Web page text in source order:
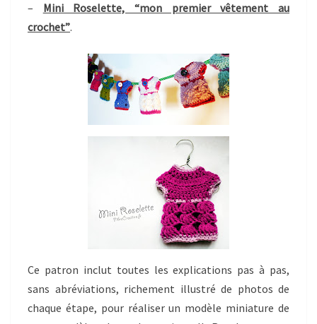
– Mini Roselette, “mon premier vêtement au
crochet”.
Ce patron inclut toutes les explications pas à pas,
sans abréviations, richement illustré de photos de
chaque étape, pour réaliser un modèle miniature de